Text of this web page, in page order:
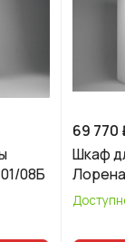
08Б
69 770
Шкаф